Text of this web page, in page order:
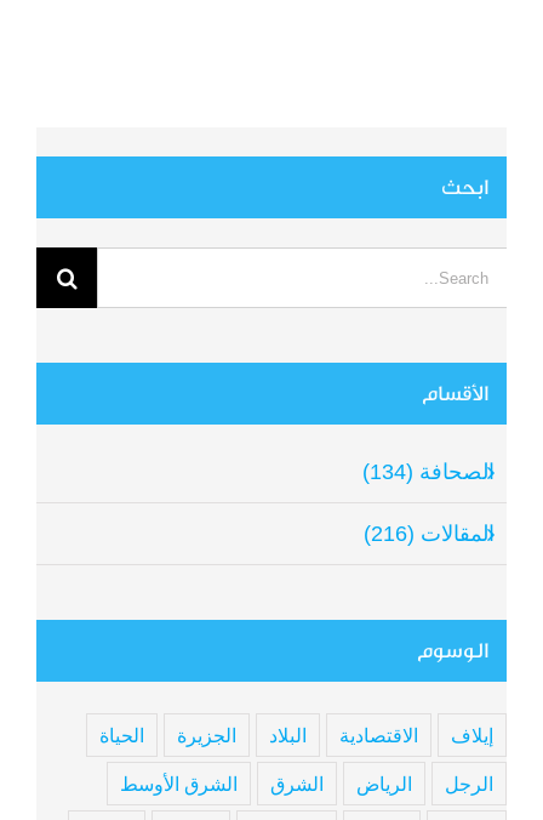
ابحث
for:
الأقسام
الصحافة (134)
المقالات (216)
الوسوم
إيلاف الاقتصادية البلاد الجزيرة الحياة
الرجل الرياض الشرق الشرق الأوسط